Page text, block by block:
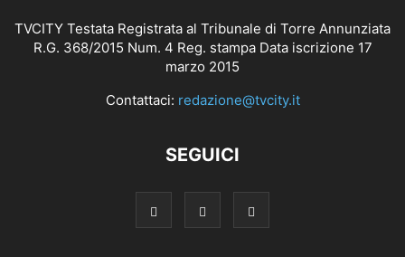
TVCITY Testata Registrata al Tribunale di Torre Annunziata
R.G. 368/2015 Num. 4 Reg. stampa Data iscrizione 17
marzo 2015
Contattaci: redazione@tvcity.it
SEGUICI